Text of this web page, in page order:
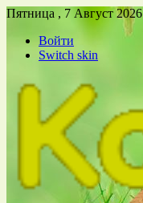
Пятница , 7 Август 2026
Войти
Switch skin